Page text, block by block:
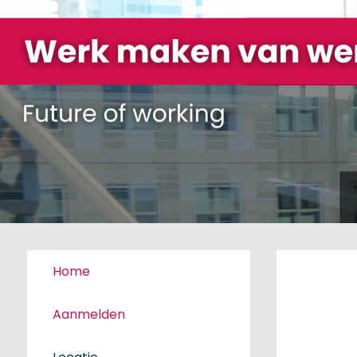
Home
Aanmelden